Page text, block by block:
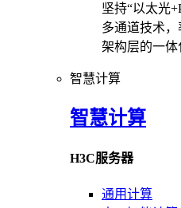
坚持“以太光
多通道技术
架构层的一体
智慧计算
智慧计算
H3C服务器
通用计算